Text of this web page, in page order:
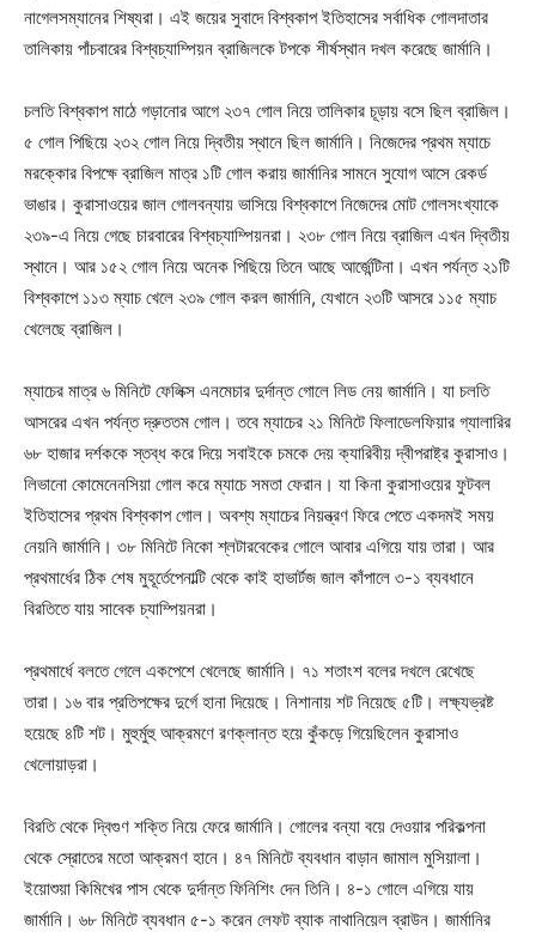
নাগেলসম্যানের শিষ্যরা। এই জয়ের সুবাদে বিশ্বকাপ ইতিহাসের সর্বাধিক গোলদাতার
তালিকায় পাঁচবারের বিশ্বচ্যাম্পিয়ন ব্রাজিলকে টপকে শীর্ষস্থান দখল করেছে জার্মানি।
চলতি বিশ্বকাপ মাঠে গড়ানোর আগে ২৩৭ গোল নিয়ে তালিকার চূড়ায় বসে ছিল ব্রাজিল।
৫ গোল পিছিয়ে ২৩২ গোল নিয়ে দ্বিতীয় স্থানে ছিল জার্মানি। নিজেদের প্রথম ম্যাচে
মরক্কোর বিপক্ষে ব্রাজিল মাত্র ১টি গোল করায় জার্মানির সামনে সুযোগ আসে রেকর্ড
ভাঙার। কুরাসাওয়ের জাল গোলবন্যায় ভাসিয়ে বিশ্বকাপে নিজেদের মোট গোলসংখ্যাকে
২৩৯-এ নিয়ে গেছে চারবারের বিশ্বচ্যাম্পিয়নরা। ২৩৮ গোল নিয়ে ব্রাজিল এখন দ্বিতীয়
স্থানে। আর ১৫২ গোল নিয়ে অনেক পিছিয়ে তিনে আছে আর্জেন্টিনা। এখন পর্যন্ত ২১টি
বিশ্বকাপে ১১৩ ম্যাচ খেলে ২৩৯ গোল করল জার্মানি, যেখানে ২৩টি আসরে ১১৫ ম্যাচ
খেলেছে ব্রাজিল।
ম্যাচের মাত্র ৬ মিনিটে ফেলিক্স এনমেচার দুর্দান্ত গোলে লিড নেয় জার্মানি। যা চলতি
আসরের এখন পর্যন্ত দ্রুততম গোল। তবে ম্যাচের ২১ মিনিটে ফিলাডেলফিয়ার গ্যালারির
৬৮ হাজার দর্শককে স্তব্ধ করে দিয়ে সবাইকে চমকে দেয় ক্যারিবীয় দ্বীপরাষ্ট্র কুরাসাও।
লিভানো কোমেনেনসিয়া গোল করে ম্যাচে সমতা ফেরান। যা কিনা কুরাসাওয়ের ফুটবল
ইতিহাসের প্রথম বিশ্বকাপ গোল। অবশ্য ম্যাচের নিয়ন্ত্রণ ফিরে পেতে একদমই সময়
নেয়নি জার্মানি। ৩৮ মিনিটে নিকো শ্লটারবেকের গোলে আবার এগিয়ে যায় তারা। আর
প্রথমার্ধের ঠিক শেষ মুহূর্তেপেনাল্টি থেকে কাই হাভার্টজ জাল কাঁপালে ৩-১ ব্যবধানে
বিরতিতে যায় সাবেক চ্যাম্পিয়নরা।
প্রথমার্ধে বলতে গেলে একপেশে খেলেছে জার্মানি। ৭১ শতাংশ বলের দখলে রেখেছে
তারা। ১৬ বার প্রতিপক্ষের দুর্গে হানা দিয়েছে। নিশানায় শট নিয়েছে ৫টি। লক্ষ্যভ্রষ্ট
হয়েছে ৪টি শট। মুহুর্মুহু আক্রমণে রণক্লান্ত হয়ে কুঁকড়ে গিয়েছিলেন কুরাসাও
খেলোয়াড়রা।
বিরতি থেকে দ্বিগুণ শক্তি নিয়ে ফেরে জার্মানি। গোলের বন্যা বয়ে দেওয়ার পরিকল্পনা
থেকে স্রোতের মতো আক্রমণ হানে। ৪৭ মিনিটে ব্যবধান বাড়ান জামাল মুসিয়ালা।
ইয়োশুয়া কিমিখের পাস থেকে দুর্দান্ত ফিনিশিং দেন তিনি। ৪-১ গোলে এগিয়ে যায়
জার্মানি। ৬৮ মিনিটে ব্যবধান ৫-১ করেন লেফট ব্যাক নাথানিয়েল ব্রাউন। জার্মানির